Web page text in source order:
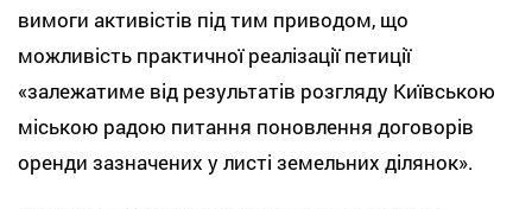
вимоги активістів під тим приводом, що
можливість практичної реалізації петиції
«залежатиме від результатів розгляду Київською
міською радою питання поновлення договорів
оренди зазначених у листі земельних ділянок».